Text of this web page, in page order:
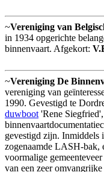
~Vereniging van
in 1934 opgerichte
binnenvaart. Afgekort:
~Vereniging De
vereniging van
1990. Gevestigd te
duwboot 'Rene
gevestigd zijn. Inmiddels
zogenaamde LASH-bak,
voormalige
van een zeer